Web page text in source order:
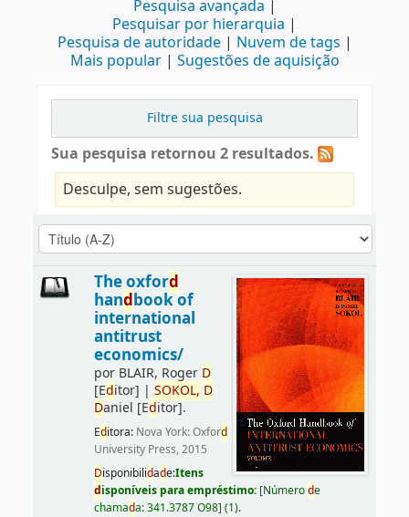
Pesquisa avançada
Pesquisar por hierarquia
Pesquisa de autoridade
Nuvem de tags
Mais popular
Sugestões de aquisição
Filtre sua pesquisa
Sua pesquisa retornou 2 resultados.
Desculpe, sem sugestões.
The oxford
handbook of
international
antitrust
economics/
por BLAIR, Roger D
[Editor] | SOKOL, D
Daniel [Editor].
Editora: Nova York: Oxford
University Press, 2015
Disponibilidade:Itens
disponíveis para empréstimo: [Númerode
chamada:341.3787 O98] (1).